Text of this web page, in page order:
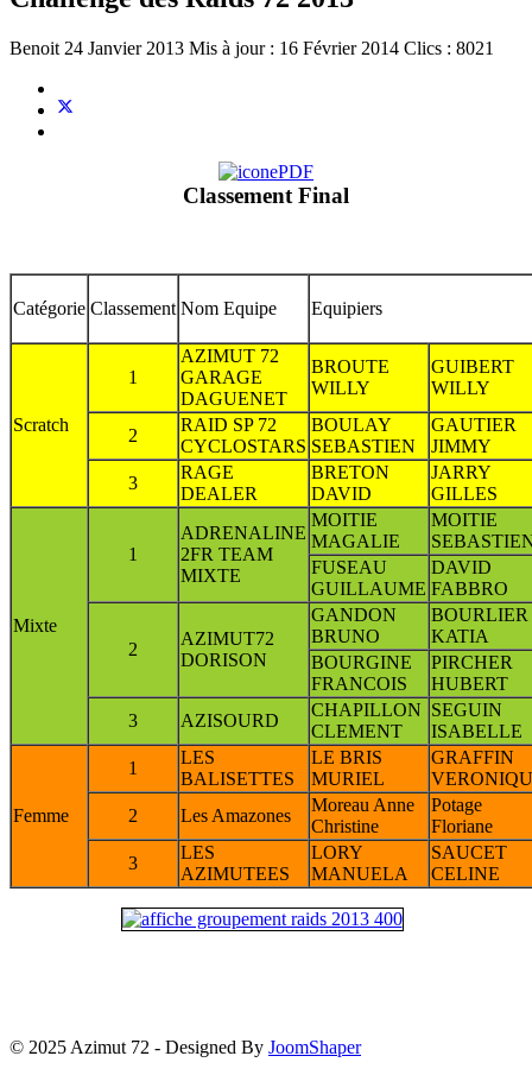
Benoit 24 Janvier 2013 Mis à jour : 16 Février 2014 Clics : 8021
Classement Final
Catégorie Classement Nom Equipe Equipiers
Scratch
1
AZIMUT 72
GARAGE
DAGUENET
BROUTE
WILLY
GUIBERT
WILLY
2
RAID SP 72
CYCLOSTARS
BOULAY
SEBASTIEN
GAUTIER
JIMMY
3
RAGE
DEALER
BRETON
DAVID
JARRY
GILLES
Mixte
1
ADRENALINE
2FR TEAM
MIXTE
MOITIE
MAGALIE
MOITIE
FUSEAU
GUILLAUME
DAVID
FABBRO
2
AZIMUT72
DORISON
GANDON
BRUNO
BOURLIER
KATIA
BOURGINE
FRANCOIS
PIRCHER
HUBERT
3
AZISOURD
CHAPILLON
CLEMENT
SEGUIN
ISABELLE
Femme
1
LES
BALISETTES
LE BRIS
MURIEL
GRAFFIN
2
Les Amazones
Moreau Anne
Christine
Potage
Floriane
3
LES
AZIMUTEES
LORY
MANUELA
SAUCET
CELINE
© 2025 Azimut 72 - Designed By JoomShaper